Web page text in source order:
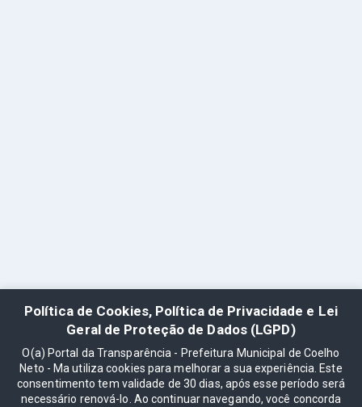
Política de Cookies, Política de Privacidade e Lei
Geral de Proteção de Dados (LGPD)
O(a) Portal da Transparência - Prefeitura Municipal de Coelho
Neto - Ma utiliza cookies para melhorar a sua experiência. Este
consentimento tem validade de 30 dias, após esse período será
necessário renová-lo. Ao continuar navegando, você concorda